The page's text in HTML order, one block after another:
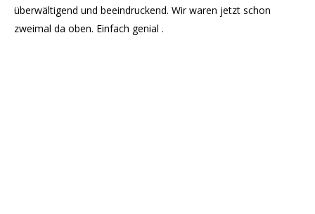
überwältigend und beeindruckend. Wir waren jetzt schon
zweimal da oben. Einfach genial .